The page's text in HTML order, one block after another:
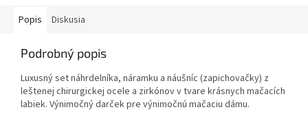
Popis Diskusia
Podrobný popis
Luxusný set náhrdelníka, náramku a náušníc (zapichovačky) z
leštenej chirurgickej ocele a zirkónov v tvare krásnych mačacích
labiek. Výnimočný darček pre výnimočnú mačaciu dámu.